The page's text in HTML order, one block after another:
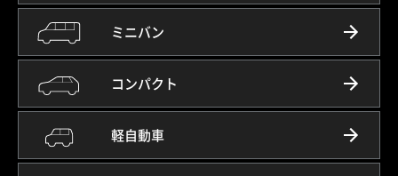
ミニバン
コンパクト
軽自動車